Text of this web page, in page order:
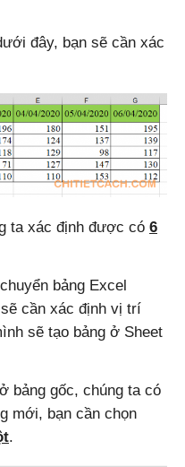
đây, bạn sẽ cần xác
ta xác định được có 6
bảng Excel
cần xác định vị trí
sẽ tạo bảng ở Sheet
bảng gốc, chúng ta có
mới, bạn cần chọn
.